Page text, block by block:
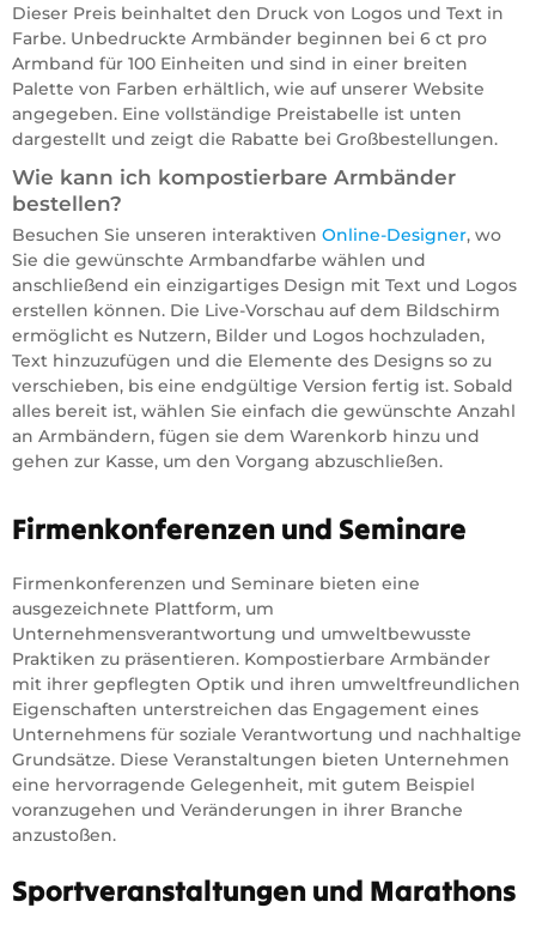
Dieser Preis beinhaltet den Druck von Logos und Text in
Farbe. Unbedruckte Armbänder beginnen bei 6 ct pro
Armband für 100 Einheiten und sind in einer breiten
Palette von Farben erhältlich, wie auf unserer Website
angegeben. Eine vollständige Preistabelle ist unten
dargestellt und zeigt die Rabatte bei Großbestellungen.
Wie kann ich kompostierbare Armbänder
bestellen?
Besuchen Sie unseren interaktiven Online-Designer, wo
Sie die gewünschte Armbandfarbe wählen und
anschließend ein einzigartiges Design mit Text und Logos
erstellen können. Die Live-Vorschau auf dem Bildschirm
ermöglicht es Nutzern, Bilder und Logos hochzuladen,
Text hinzuzufügen und die Elemente des Designs so zu
verschieben, bis eine endgültige Version fertig ist. Sobald
alles bereit ist, wählen Sie einfach die gewünschte Anzahl
an Armbändern, fügen sie dem Warenkorb hinzu und
gehen zur Kasse, um den Vorgang abzuschließen.
Firmenkonferenzen und Seminare
Firmenkonferenzen und Seminare bieten eine
ausgezeichnete Plattform, um
Unternehmensverantwortung und umweltbewusste
Praktiken zu präsentieren. Kompostierbare Armbänder
mit ihrer gepflegten Optik und ihren umweltfreundlichen
Eigenschaften unterstreichen das Engagement eines
Unternehmens für soziale Verantwortung und nachhaltige
Grundsätze. Diese Veranstaltungen bieten Unternehmen
eine hervorragende Gelegenheit, mit gutem Beispiel
voranzugehen und Veränderungen in ihrer Branche
anzustoßen.
Sportveranstaltungen und Marathons